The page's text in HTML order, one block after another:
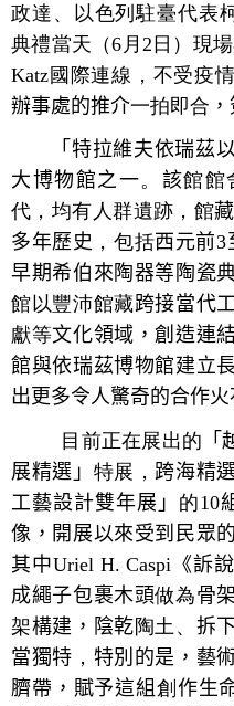
政達、以色列駐臺代表
典禮當天（6 月 2 日）現
Katz國際連線，不受疫
辦事處的推介一拍即合
「特拉維夫依瑞茲
大博物館之一。 該館館
代，均有人群遺跡，館藏
多年歷史 ，包括西元前3
早期希伯來陶器等陶瓷
館以豐沛館藏跨接當代
獻等文化領域，創造連結
館與依瑞茲博物館建立
出更多令人驚奇的合作火
目前正在展出的
展精選」 特展， 跨海精
工藝設計雙年展」 的10
像，開展以來受到民眾
其中Uriel H. Caspi 《訴
成繩子包裹木頭做為骨
架構建，陰乾陶土、 拆
當獨特 ， 特別的是，藝
臍帶，賦予這組 創 作生